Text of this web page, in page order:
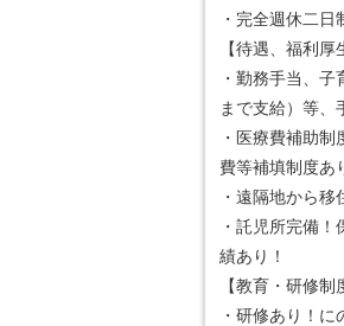
・完全週休二日
【待遇、福利厚
・勤務手当、
まで支給）等、
・医療費補助
費等補填制度あ
・遠隔地から
・託児所完備
績あり！
【教育・研修制
・研修あり！